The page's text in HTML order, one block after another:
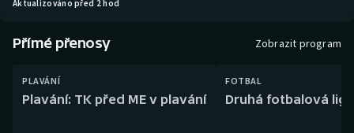
Curling
Dostihy
Aktualizováno před 2 hod
Přímé přenosy Zobrazit program
PLAVÁNÍ
Plavání: TK před ME v plavání
FOTBAL
Druhá fotbalová